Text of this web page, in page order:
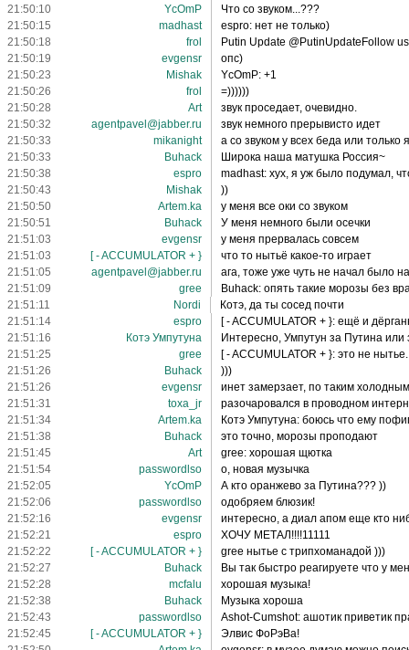
21:50:10
YcOmP
Что со звуком...???
21:50:15
madhast
espro: нет не только)
21:50:18
frol
Putin Update @PutinUpdateFollow
21:50:19
evgensr
опс)
21:50:23
Mishak
YcOmP: +1
21:50:26
frol
=))))))
21:50:28
Art
звук проседает, очевидно.
21:50:32
agentpavel@jabber.ru
звук немного прерывисто идет
21:50:33
mikanight
а со звуком у всех беда или только
21:50:33
Buhack
Широка наша матушка Россия~
21:50:38
espro
madhast: хух, я уж было подумал,
21:50:43
Mishak
))
21:50:50
Artem.ka
у меня все оки со звуком
21:50:51
Buhack
У меня немного были осечки
21:51:03
evgensr
у меня прервалась совсем
21:51:03
[ - ACCUMULATOR + }
что то нытьё какое-то играет
21:51:05
agentpavel@jabber.ru
ага, тоже уже чуть не начал было
21:51:09
gree
Buhack: опять такие морозы без
21:51:11
Nordi
Котэ, да ты сосед почти
21:51:14
espro
[ - ACCUMULATOR + }: ещё и
21:51:16
Котэ Умпутуна
Интересно, Умпутун за Путина
21:51:25
gree
[ - ACCUMULATOR + }: это не
21:51:26
Buhack
)))
21:51:26
evgensr
инет замерзает, по таким
21:51:31
toxa_jr
разочаровался в проводном
21:51:34
Artem.ka
Котэ Умпутуна: боюсь что ему
21:51:38
Buhack
это точно, морозы проподают
21:51:45
Art
gree: хорошая щютка
21:51:54
passwordlso
о, новая музычка
21:52:05
YcOmP
А кто оранжево за Путина??? ))
21:52:06
passwordlso
одобряем блюзик!
21:52:16
evgensr
интересно, а диал апом еще кто
21:52:21
espro
ХОЧУ МЕТАЛ!!!!11111
21:52:22
[ - ACCUMULATOR + }
gree нытье с трипхоманадой )))
21:52:27
Buhack
Вы так быстро реагируете что у
21:52:28
mcfalu
хорошая музыка!
21:52:38
Buhack
Музыка хороша
21:52:43
passwordlso
Ashot-Cumshot: ашотик приветик
21:52:45
[ - ACCUMULATOR + }
Элвис ФоРэВа!